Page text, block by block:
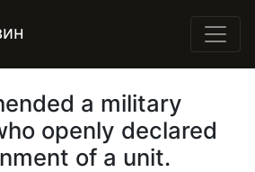
a military
openly declared
of a unit.